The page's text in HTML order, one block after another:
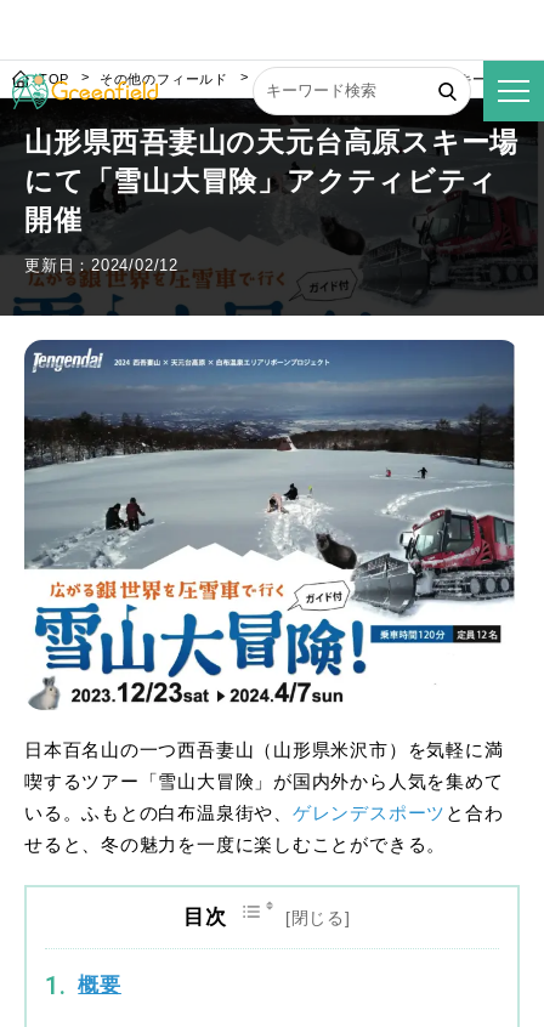
TOP その他のフィールド 山形県西吾妻山の天元台高原スキー場にて
山形県西吾妻山の天元台高原スキー場
にて「雪山大冒険」アクティビティ
開催
更新日：2024/02/12
日本百名山の一つ西吾妻山（山形県米沢市）を気軽に満
喫するツアー「雪山大冒険」が国内外から人気を集めて
いる。ふもとの白布温泉街や、 ゲレンデスポーツ と合わ
せると、冬の魅力を一度に楽しむことができる。
目次
概要